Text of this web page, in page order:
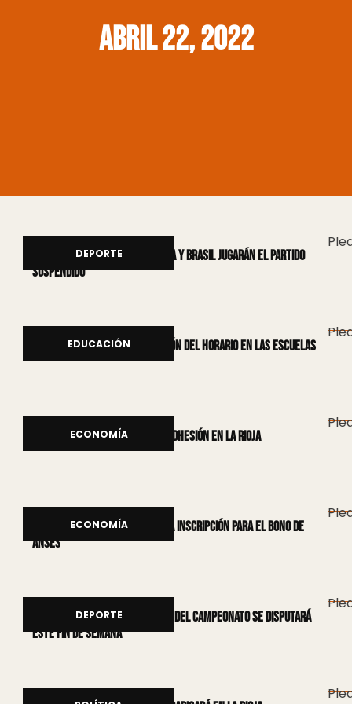
abril 22, 2022
DEPORTE
La FIFA confirmó que Argentina y Brasil jugarán el partido
suspendido
EDUCACIÓN
Nación insiste con la extensión del horario en las escuelas
ECONOMÍA
Paro bancario: Confirman la adhesión en La Rioja
ECONOMÍA
Refuerzo de Ingresos: abrió la inscripción para el bono de
Anses
DEPORTE
Liga Riojana: La primera fecha del Campeonato se disputará
este fin de semana